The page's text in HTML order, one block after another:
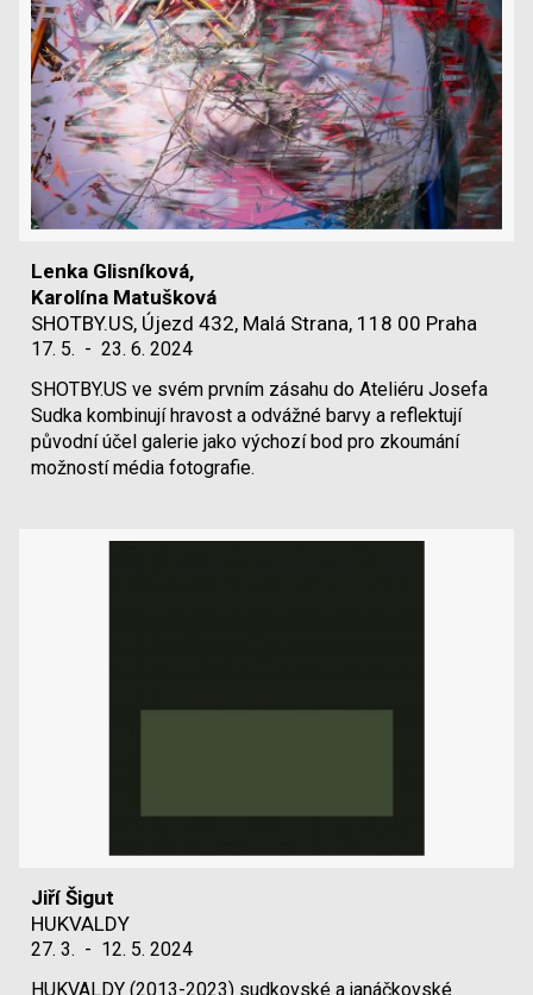
Lenka Glisníková,
Karolína Matušková
SHOTBY.US, Újezd 432, Malá Strana, 118 00 Praha
17. 5. - 23. 6. 2024
SHOTBY.US ve svém prvním zásahu do Ateliéru Josefa
Sudka kombinují hravost a odvážné barvy a reflektují
původní účel galerie jako výchozí bod pro zkoumání
možností média fotografie.
Jiří Šigut
HUKVALDY
27. 3. - 12. 5. 2024
HUKVALDY (2013-2023) sudkovské a janáčkovské